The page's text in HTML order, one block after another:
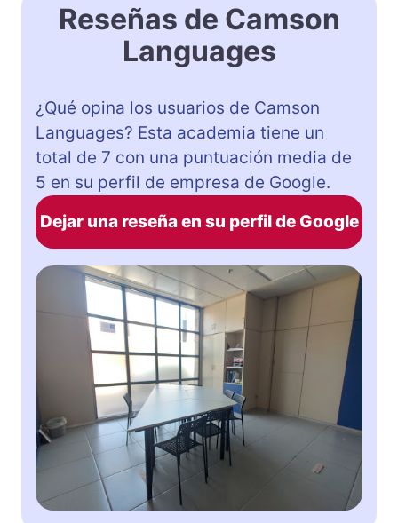
Reseñas de Camson
Languages
¿Qué opina los usuarios de Camson
Languages? Esta academia tiene un
total de 7 con una puntuación media de
5 en su perfil de empresa de Google.
Dejar una reseña en su perfil de Google